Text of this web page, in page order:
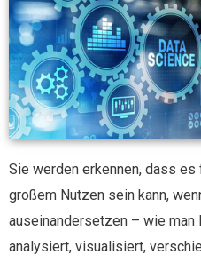
Sie werden erkennen, dass es
großem Nutzen sein kann,
auseinandersetzen – wie man
analysiert, visualisiert,